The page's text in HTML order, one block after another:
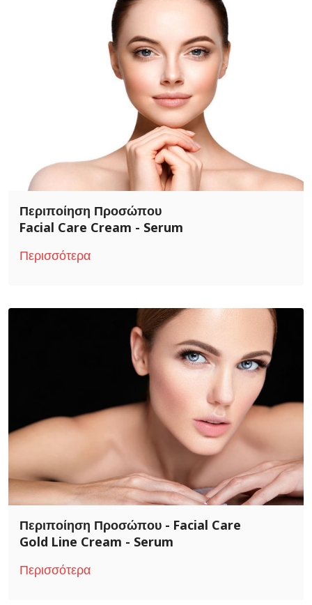
Περιποίηση Προσώπου
Facial Care Cream - Serum
Περισσότερα
Περιποίηση Προσώπου - Facial Care
Gold Line Cream - Serum
Περισσότερα